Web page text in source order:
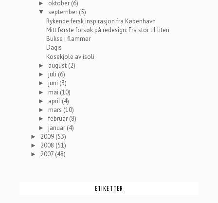
► oktober (6)
▼september (5)
Rykende fersk inspirasjon fra København
Mitt første forsøk på redesign: Fra stor til liten
Bukse i flammer
Dagis
Kosekjole av isoli
► august (2)
► juli (6)
► juni (3)
► mai (10)
► april (4)
► mars (10)
►februar (8)
► januar (4)
► 2009 (53)
► 2008 (51)
► 2007 (48)
ETIKETTER